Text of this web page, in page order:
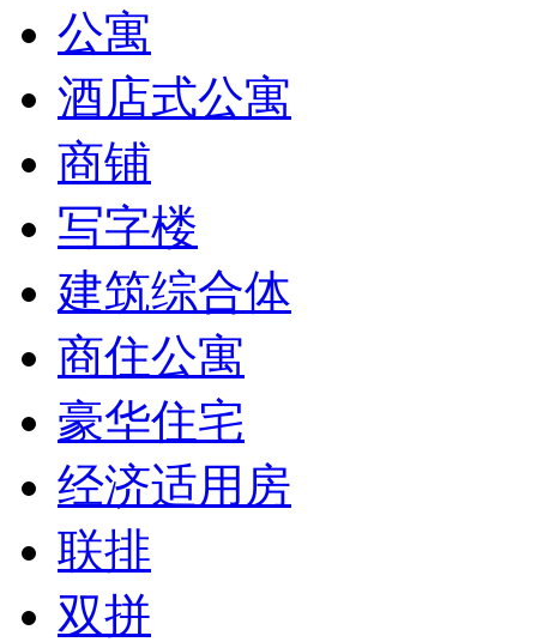
公寓
酒店式公寓
商铺
写字楼
建筑综合体
商住公寓
豪华住宅
经济适用房
联排
双拼